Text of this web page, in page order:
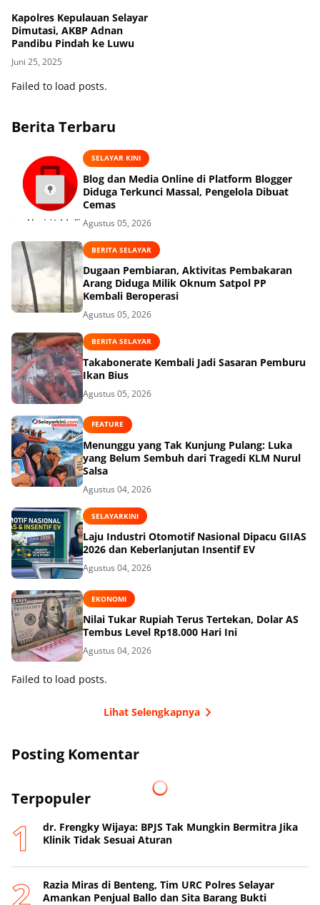
Kapolres Kepulauan Selayar
Dimutasi, AKBP Adnan
Pandibu Pindah ke Luwu
Juni 25, 2025
Failed to load posts.
Berita Terbaru
SELAYAR KINI
Blog dan Media Online di Platform Blogger
Diduga Terkunci Massal, Pengelola Dibuat
Cemas
Agustus 05, 2026
BERITA SELAYAR
Dugaan Pembiaran, Aktivitas Pembakaran
Arang Diduga Milik Oknum Satpol PP
Kembali Beroperasi
Agustus 05, 2026
BERITA SELAYAR
Takabonerate Kembali Jadi Sasaran Pemburu
Ikan Bius
Agustus 05, 2026
FEATURE
Menunggu yang Tak Kunjung Pulang: Luka
yang Belum Sembuh dari Tragedi KLM Nurul
Salsa
Agustus 04, 2026
SELAYARKINI
Laju Industri Otomotif Nasional Dipacu GIIAS
2026 dan Keberlanjutan Insentif EV
Agustus 04, 2026
EKONOMI
Nilai Tukar Rupiah Terus Tertekan, Dolar AS
Tembus Level Rp18.000 Hari Ini
Agustus 04, 2026
Failed to load posts.
Lihat Selengkapnya
Posting Komentar
Terpopuler
dr. Frengky Wijaya: BPJS Tak Mungkin Bermitra Jika
Klinik Tidak Sesuai Aturan
Razia Miras di Benteng, Tim URC Polres Selayar
Amankan Penjual Ballo dan Sita Barang Bukti